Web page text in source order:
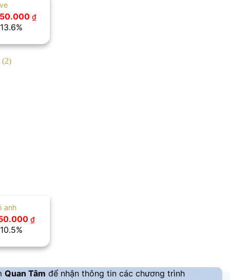
tặng
₫Giá
hiện
950.000 ₫.
anh
₫Giá
hiện
850.000 ₫.
Quan Tâm để nhận thông tin các chương trình